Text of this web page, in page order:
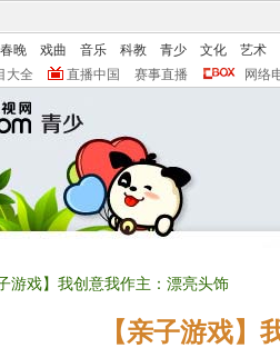
春晚 戏曲 音乐 科教 青少 文化
艺术
大全 直播中国 赛事直播 网络
游戏】我创意我作主：漂亮头饰
【亲子游戏】